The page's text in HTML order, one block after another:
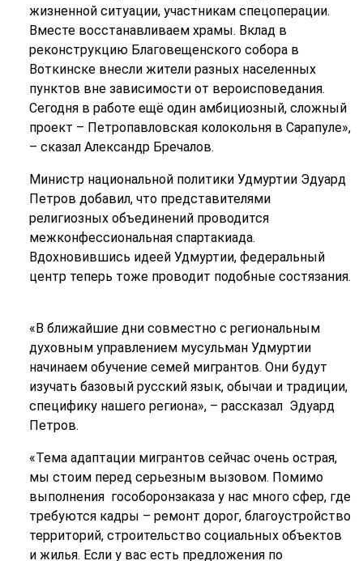
жизненной ситуации, участникам спецоперации.
Вместе восстанавливаем храмы. Вклад в
реконструкцию Благовещенского собора в
Воткинске внесли жители разных населенных
пунктов вне зависимости от вероисповедания.
Сегодня в работе ещё один амбициозный, сложный
проект – Петропавловская колокольня в Сарапуле»,
– сказал Александр Бречалов.
Министр национальной политики Удмуртии Эдуард
Петров добавил, что представителями
религиозных объединений проводится
межконфессиональная спартакиада.
Вдохновившись идеей Удмуртии, федеральный
центр теперь тоже проводит подобные состязания.
«В ближайшие дни совместно с региональным
духовным управлением мусульман Удмуртии
начинаем обучение семей мигрантов. Они будут
изучать базовый русский язык, обычаи и традиции,
специфику нашего региона», – рассказал Эдуард
Петров.
«Тема адаптации мигрантов сейчас очень острая,
мы стоим перед серьезным вызовом. Помимо
выполнения гособоронзаказа у нас много сфер, где
требуются кадры – ремонт дорог, благоустройство
территорий, строительство социальных объектов
и жилья. Если у вас есть предложения по